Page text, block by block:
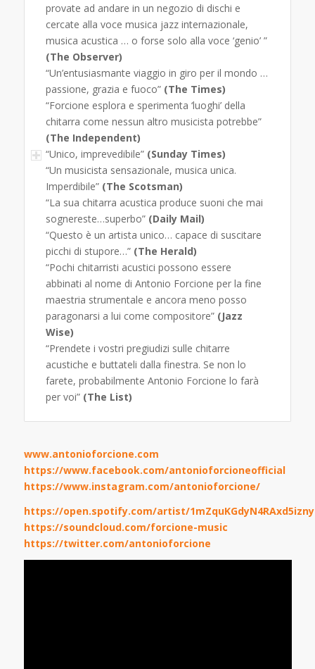
provate ad andare in un negozio di dischi e
cercate alla voce musica jazz internazionale,
musica acustica … o forse solo alla voce ‘genio’ ”
(The Observer)
“Un’entusiasmante viaggio in giro per il mondo …
passione, grazia e fuoco” (The Times)
“Forcione esplora e sperimenta ‘luoghi’ della
chitarra come nessun altro musicista potrebbe”
(The Independent)
“Unico, imprevedibile”(Sunday Times)
“Un musicista sensazionale, musica unica.
Imperdibile” (The Scotsman)
“La sua chitarra acustica produce suoni che mai
sognereste…superbo”(Daily Mail)
“Questo è un artista unico… capace di suscitare
picchi di stupore…” (The Herald)
“Pochi chitarristi acustici possono essere
abbinati al nome di Antonio Forcione per la fine
maestria strumentale e ancora meno posso
paragonarsi a lui come compositore” (Jazz
Wise)
“Prendete i vostri pregiudizi sulle chitarre
acustiche e buttateli dalla finestra. Se non lo
farete, probabilmente Antonio Forcione lo farà
per voi” (The List)
www.antonioforcione.com
https://www.facebook.com/antonioforcioneofficial
https://www.instagram.com/antonioforcione/
https://open.spotify.com/artist/
https://soundcloud.com/forcione-music
https://twitter.com/antonioforcione